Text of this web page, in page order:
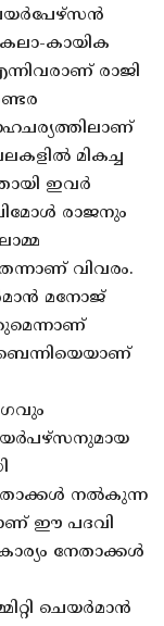
കായിക
രാജി
മികച്ച
ഇവർ
രാജനും
വിവരം.
മനോജ്
നൽകുന്ന
ഈ പദവി
നേതാക്കൾ
ചെയർമാൻ